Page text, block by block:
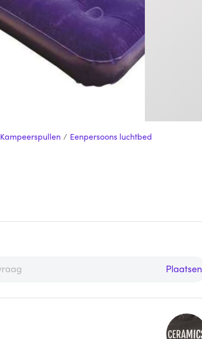
Kampeerspullen / Eenpersoons luchtbed
Plaatsen